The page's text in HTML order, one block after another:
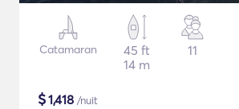
Catamaran
45 ft
14 m
11
$1,418 /nuit